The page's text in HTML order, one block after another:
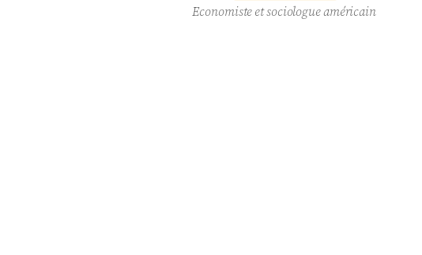
Economiste et sociologue américain